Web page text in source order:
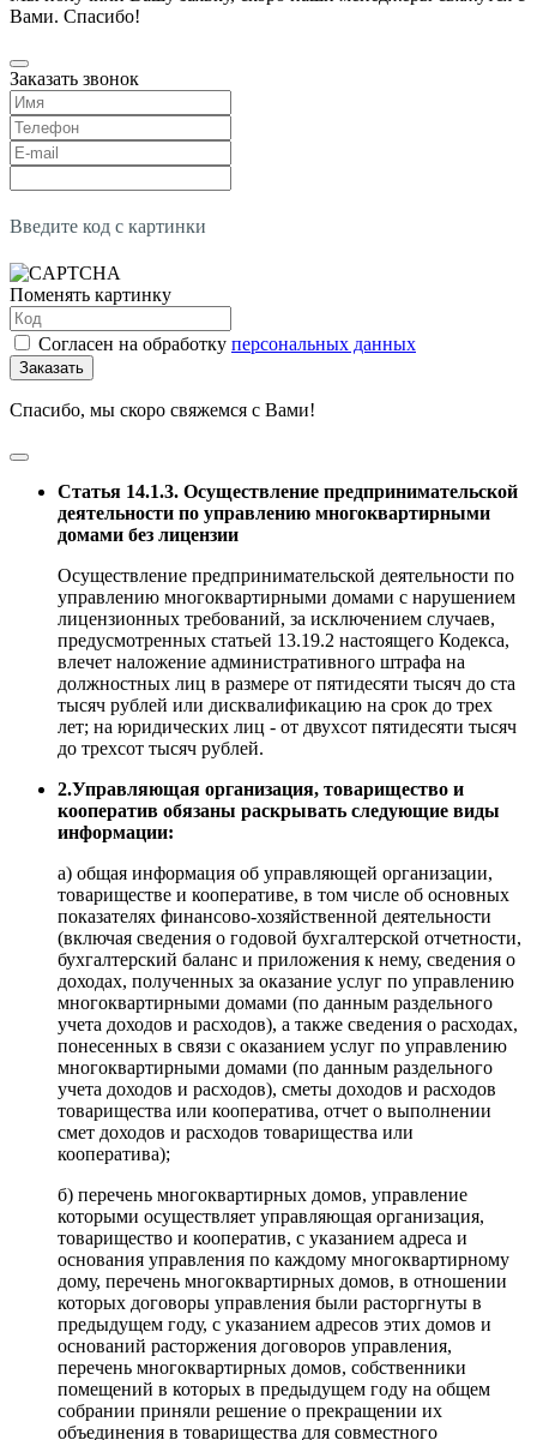
Вами. Спасибо!
Заказать звонок
Введите код с картинки
Поменять картинку
Согласен на обработку персональных данных
Заказать
Спасибо, мы скоро свяжемся с Вами!
Статья 14.1.3. Осуществление предпринимательской
деятельности по управлению многоквартирными
домами без лицензии
Осуществление предпринимательской деятельности по
управлению многоквартирными домами с нарушением
лицензионных требований, за исключением случаев,
предусмотренных статьей 13.19.2 настоящего Кодекса,
влечет наложение административного штрафа на
должностных лиц в размере от пятидесяти тысяч до ста
тысяч рублей или дисквалификацию на срок до трех
лет; на юридических лиц - от двухсот пятидесяти тысяч
до трехсот тысяч рублей.
2.Управляющая организация, товарищество и
кооператив обязаны раскрывать следующие виды
информации:
а) общая информация об управляющей организации,
товариществе и кооперативе, в том числе об основных
показателях финансово-хозяйственной деятельности
(включая сведения о годовой бухгалтерской отчетности,
бухгалтерский баланс и приложения к нему, сведения о
доходах, полученных за оказание услуг по управлению
многоквартирными домами (по данным раздельного
учета доходов и расходов), а также сведения о расходах,
понесенных в связи с оказанием услуг по управлению
многоквартирными домами (по данным раздельного
учета доходов и расходов), сметы доходов и расходов
товарищества или кооператива, отчет о выполнении
смет доходов и расходов товарищества или
кооператива);
б) перечень многоквартирных домов, управление
которыми осуществляет управляющая организация,
товарищество и кооператив, с указанием адреса и
основания управления по каждому многоквартирному
дому, перечень многоквартирных домов, в отношении
которых договоры управления были расторгнуты в
предыдущем году, с указанием адресов этих домов и
оснований расторжения договоров управления,
перечень многоквартирных домов, собственники
помещений в которых в предыдущем году на общем
собрании приняли решение о прекращении их
объединения в товарищества для совместного